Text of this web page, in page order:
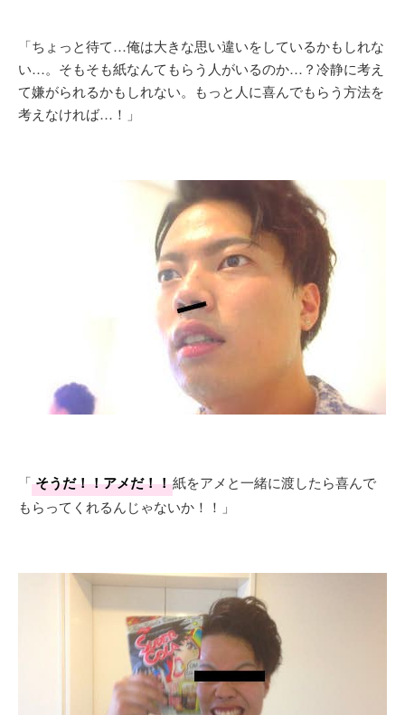
「ちょっと待て…俺は大きな思い違いをしているかもしれな
い…。そもそも紙なんてもらう人がいるのか…？冷静に考え
て嫌がられるかもしれない。もっと人に喜んでもらう方法を
考えなければ…！」
「 そうだ！！アメだ！！紙をアメと一緒に渡したら喜んで
もらってくれるんじゃないか！！」